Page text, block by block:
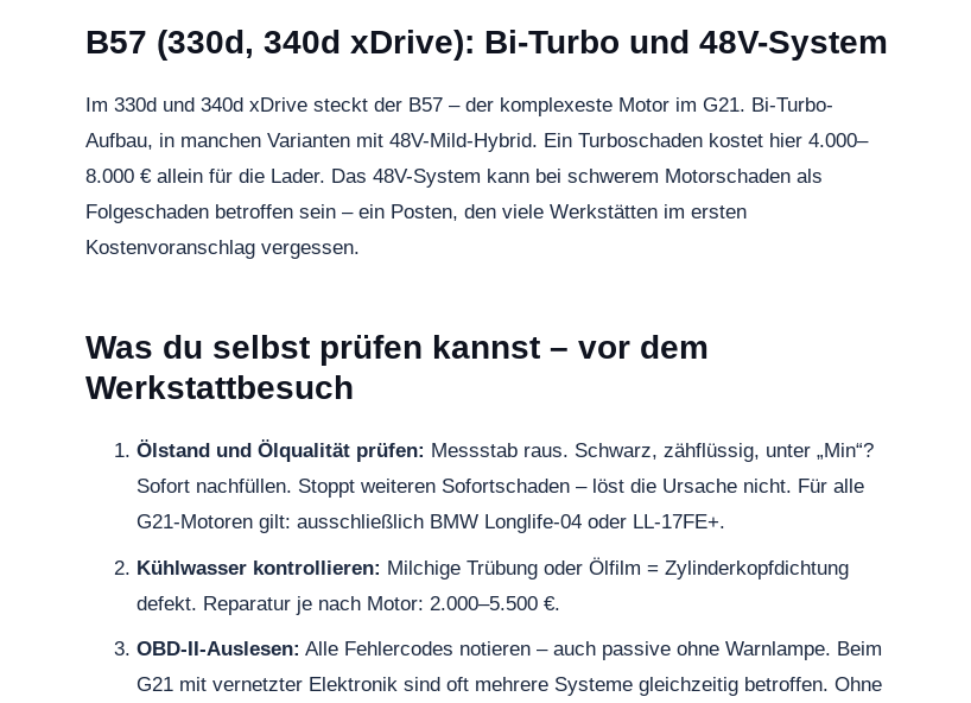
B57 (330d, 340d xDrive): Bi-Turbo und 48V-System
Im 330d und 340d xDrive steckt der B57 – der komplexeste Motor im G21. Bi-Turbo-
Aufbau, in manchen Varianten mit 48V-Mild-Hybrid. Ein Turboschaden kostet hier 4.000–
8.000 € allein für die Lader. Das 48V-System kann bei schwerem Motorschaden als
Folgeschaden betroffen sein – ein Posten, den viele Werkstätten im ersten
Kostenvoranschlag vergessen.
Was du selbst prüfen kannst – vor dem
Werkstattbesuch
Ölstand und Ölqualität prüfen: Messstab raus. Schwarz, zähflüssig, unter „Min“?
Sofort nachfüllen. Stoppt weiteren Sofortschaden – löst die Ursache nicht. Für alle
G21-Motoren gilt: ausschließlich BMW Longlife-04 oder LL-17FE+.
Kühlwasser kontrollieren: Milchige Trübung oder Ölfilm = Zylinderkopfdichtung
defekt. Reparatur je nach Motor: 2.000–5.500 €.
OBD-II-Auslesen: Alle Fehlercodes notieren – auch passive ohne Warnlampe. Beim
G21 mit vernetzter Elektronik sind oft mehrere Systeme gleichzeitig betroffen. Ohne